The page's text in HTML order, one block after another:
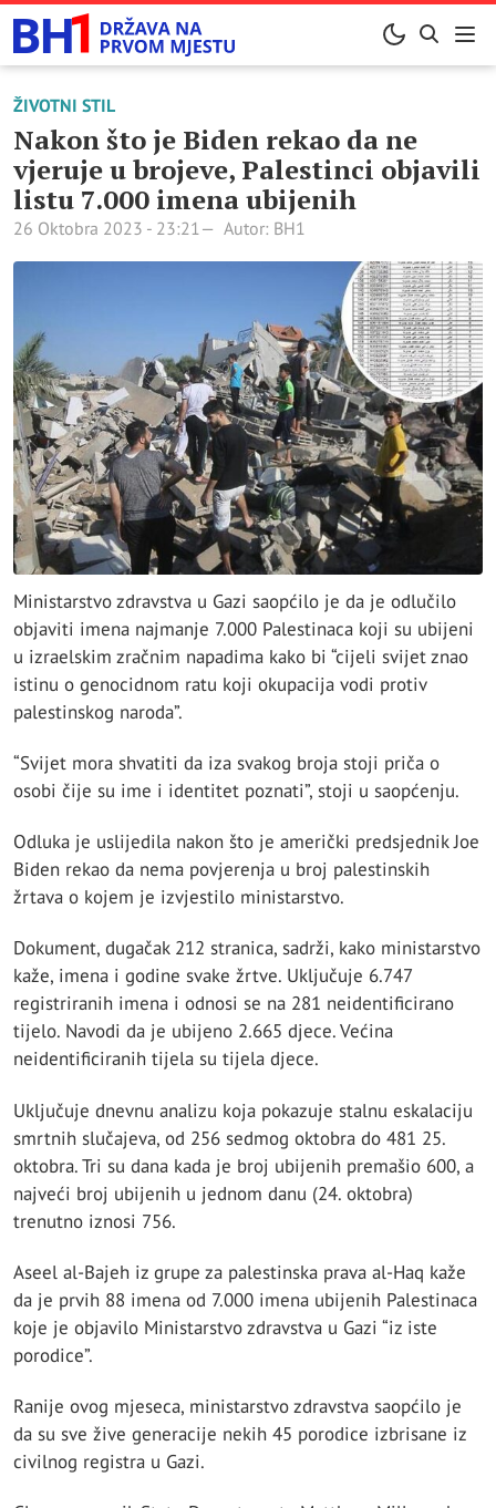
ŽIVOTNI STIL
Nakon što je Biden rekao da ne
vjeruje u brojeve, Palestinci objavili
listu 7.000 imena ubijenih
26 Oktobra 2023 - 23:21 Autor: BH1
Ministarstvo zdravstva u Gazi saopćilo je da je odlučilo
objaviti imena najmanje 7.000 Palestinaca koji su ubijeni
u izraelskim zračnim napadima kako bi “cijeli svijet znao
istinu o genocidnom ratu koji okupacija vodi protiv
palestinskog naroda”.
“Svijet mora shvatiti da iza svakog broja stoji priča o
osobi čije su ime i identitet poznati”, stoji u saopćenju.
Odluka je uslijedila nakon što je američki predsjednik Joe
Biden rekao da nema povjerenja u broj palestinskih
žrtava o kojem je izvjestilo ministarstvo.
Dokument, dugačak 212 stranica, sadrži, kako ministarstvo
kaže, imena i godine svake žrtve. Uključuje 6.747
registriranih imena i odnosi se na 281 neidentificirano
tijelo. Navodi da je ubijeno 2.665 djece. Većina
neidentificiranih tijela su tijela djece.
Uključuje dnevnu analizu koja pokazuje stalnu eskalaciju
smrtnih slučajeva, od 256 sedmog oktobra do 481 25.
oktobra. Tri su dana kada je broj ubijenih premašio 600, a
najveći broj ubijenih u jednom danu (24. oktobra)
trenutno iznosi 756.
Aseel al-Bajeh iz grupe za palestinska prava al-Haq kaže
da je prvih 88 imena od 7.000 imena ubijenih Palestinaca
koje je objavilo Ministarstvo zdravstva u Gazi “iz iste
porodice”.
Ranije ovog mjeseca, ministarstvo zdravstva saopćilo je
da su sve žive generacije nekih 45 porodice izbrisane iz
civilnog registra u Gazi.